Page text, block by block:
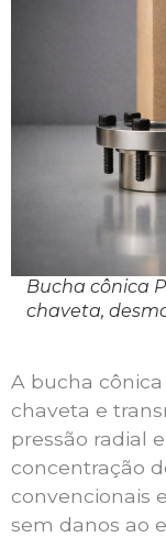
Bucha cônica
chaveta,
A bucha cônica
chaveta e
pressão radial
concentração
convencionais
sem danos ao